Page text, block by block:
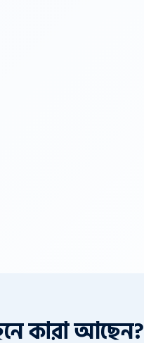
কারা আছেন?